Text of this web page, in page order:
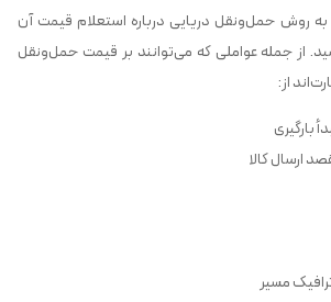
به روش حمل‌ونقل دریایی درباره استعلام قیمت آن
از جمله عواملی که می‌توانند بر قیمت حمل‌ونقل
از:
بارگیری
ارسال کالا
مسیر